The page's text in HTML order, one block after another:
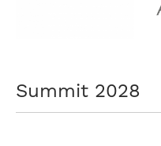
Summit 2028